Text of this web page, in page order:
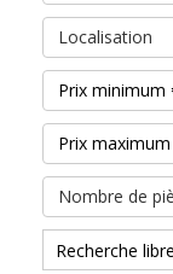
Localisation
Nombre de